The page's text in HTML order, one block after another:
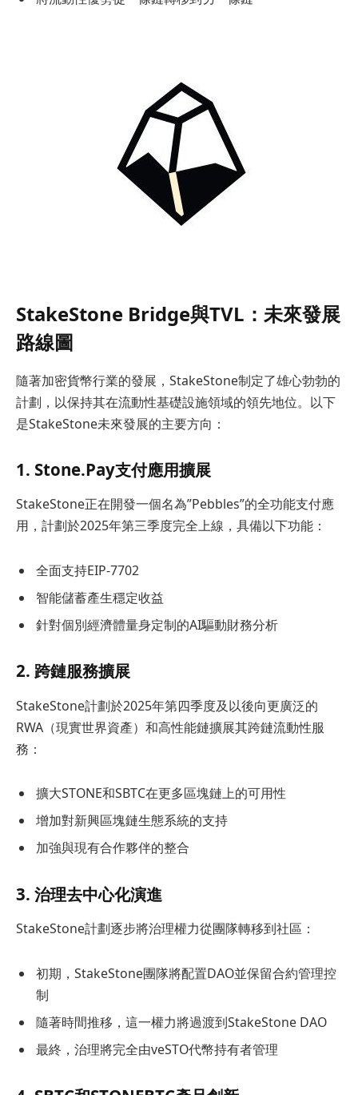
StakeStone Bridge與TVL：未來發展
路線圖
隨著加密貨幣行業的發展，StakeStone制定了雄心勃勃的
計劃，以保持其在流動性基礎設施領域的領先地位。以下
是StakeStone未來發展的主要方向：
1. Stone.Pay支付應用擴展
StakeStone正在開發一個名為”Pebbles”的全功能支付應
用，計劃於2025年第三季度完全上線，具備以下功能：
全面支持EIP-7702
智能儲蓄產生穩定收益
針對個別經濟體量身定制的AI驅動財務分析
2. 跨鏈服務擴展
StakeStone計劃於2025年第四季度及以後向更廣泛的
RWA（現實世界資產）和高性能鏈擴展其跨鏈流動性服
務：
擴大STONE和SBTC在更多區塊鏈上的可用性
增加對新興區塊鏈生態系統的支持
加強與現有合作夥伴的整合
3. 治理去中心化演進
StakeStone計劃逐步將治理權力從團隊轉移到社區：
初期，StakeStone團隊將配置DAO並保留合約管理控
制
隨著時間推移，這一權力將過渡到StakeStone DAO
最終，治理將完全由veSTO代幣持有者管理